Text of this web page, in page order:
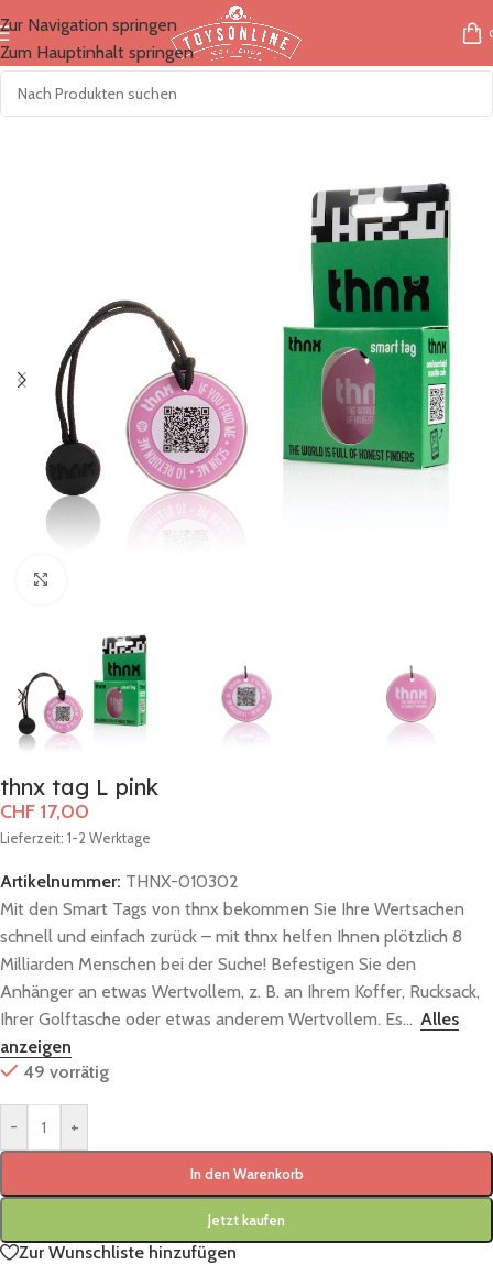
Zur Navigation springen
Zum Hauptinhalt springen
Start/Marken/thnx tags
thnx tag L pink
CHF 17,00
Lieferzeit: 1-2 Werktage
Artikelnummer: THNX-010302
Mit den Smart Tags von thnx bekommen Sie Ihre Wertsachen
schnell und einfach zurück – mit thnx helfen Ihnen plötzlich 8
Milliarden Menschen bei der Suche! Befestigen Sie den
Anhänger an etwas Wertvollem, z. B. an Ihrem Koffer, Rucksack,
Ihrer Golftasche oder etwas anderem Wertvollem. Es... Alles
anzeigen
49 vorrätig
- +
In den Warenkorb
Jetzt kaufen
Zur Wunschliste hinzufügen